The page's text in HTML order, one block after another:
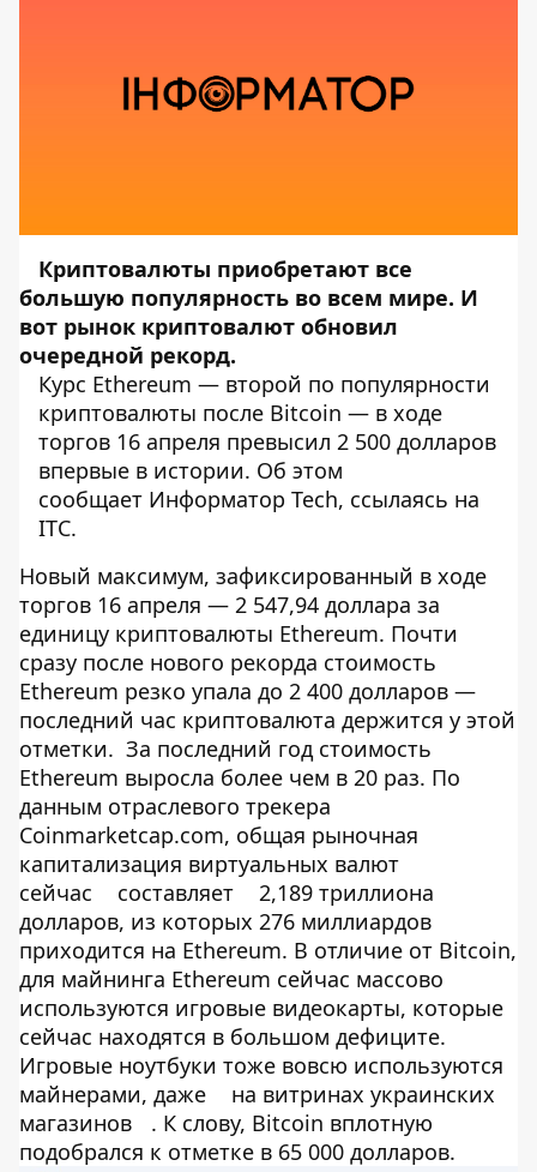
Криптовалюты приобретают все
большую популярность во всем мире. И
вот рынок криптовалют обновил
очередной рекорд.
Курс Ethereum — второй по популярности
криптовалюты после Bitcoin — в ходе
торгов 16 апреля превысил 2 500 долларов
впервые в истории. Об этом
сообщает Информатор Tech, ссылаясь на
ITC.
Новый максимум, зафиксированный в ходе
торгов 16 апреля — 2 547,94 доллара за
единицу криптовалюты Ethereum. Почти
сразу после нового рекорда стоимость
Ethereum резко упала до 2 400 долларов —
последний час криптовалюта держится у этой
отметки. За последний год стоимость
Ethereum выросла более чем в 20 раз. По
данным отраслевого трекера
Coinmarketcap.com, общая рыночная
капитализация виртуальных валют
сейчас
составляет
2,189 триллиона
долларов, из которых 276 миллиардов
приходится на Ethereum. В отличие от Bitcoin,
для майнинга Ethereum сейчас массово
используются игровые видеокарты, которые
сейчас находятся в большом дефиците.
Игровые ноутбуки тоже вовсю используются
майнерами, даже
на витринах украинских
магазинов
. К слову, Bitcoin вплотную
подобрался к отметке в 65 000 долларов.